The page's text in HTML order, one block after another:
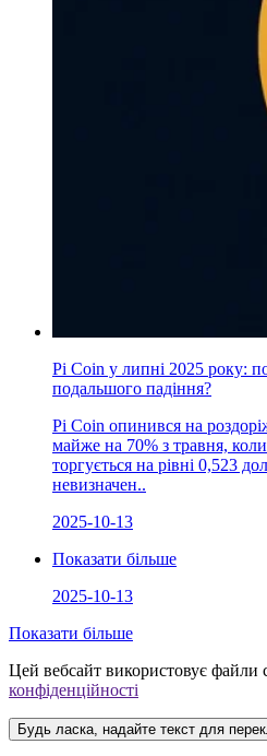
Pi Coin у липні 2025 року:
подальшого падіння?
Pi Coin опинився на
майже на 70% з травня, коли
торгується на рівні 0,523
невизначен..
2025-10-13
Показати більше
2025-10-13
Показати більше
Цей вебсайт використовує файли
конфіденційності
Будь ласка, надайте текст для